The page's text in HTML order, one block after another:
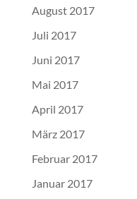
August 2017
Juli 2017
Juni 2017
Mai 2017
April 2017
März 2017
Februar 2017
Januar 2017